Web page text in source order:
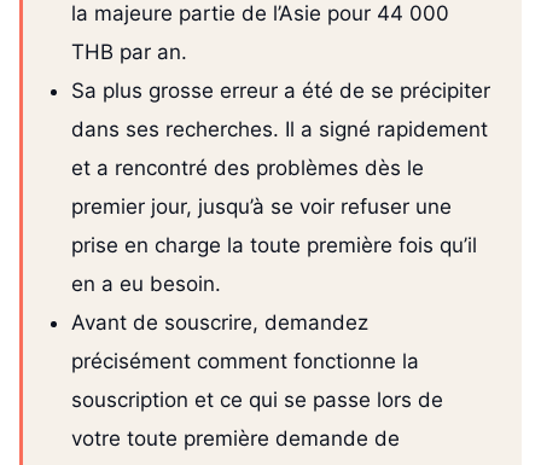
la majeure partie de l’Asie pour 44 000
THB par an.
Sa plus grosse erreur a été de se précipiter
dans ses recherches. Il a signé rapidement
et a rencontré des problèmes dès le
premier jour, jusqu’à se voir refuser une
prise en charge la toute première fois qu’il
en a eu besoin.
Avant de souscrire, demandez
précisément comment fonctionne la
souscription et ce qui se passe lors de
votre toute première demande de